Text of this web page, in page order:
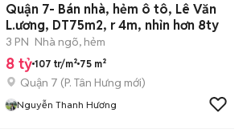
Quận 7- Bán nhà, hẻm ô tô, Lê Văn
L.ương, DT75m2, r 4m, nhỉn hơn 8ty
3 PN Nhà ngõ, hẻm
8 tỷ 107 tr/m² 75 m²
Quận 7 (P. Tân Hưng mới)
Nguyễn Thanh Hương